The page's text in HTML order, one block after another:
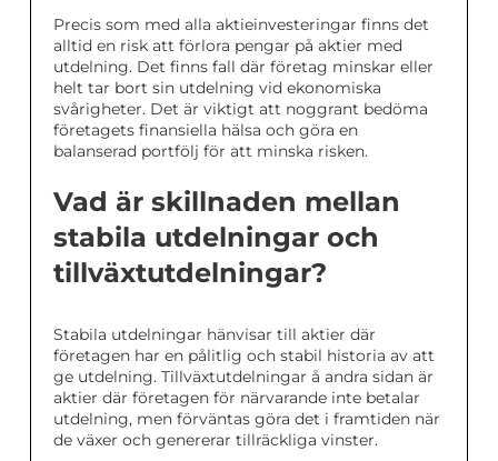
Precis som med alla aktieinvesteringar finns det
alltid en risk att förlora pengar på aktier med
utdelning. Det finns fall där företag minskar eller
helt tar bort sin utdelning vid ekonomiska
svårigheter. Det är viktigt att noggrant bedöma
företagets finansiella hälsa och göra en
balanserad portfölj för att minska risken.
Vad är skillnaden mellan
stabila utdelningar och
tillväxtutdelningar?
Stabila utdelningar hänvisar till aktier där
företagen har en pålitlig och stabil historia av att
ge utdelning. Tillväxtutdelningar å andra sidan är
aktier där företagen för närvarande inte betalar
utdelning, men förväntas göra det i framtiden när
de växer och genererar tillräckliga vinster.